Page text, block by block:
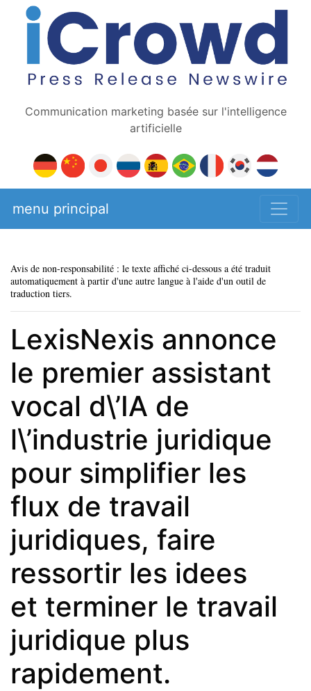
Communication marketing basée sur l'intelligence
artificielle
menu principal
Avis de non-responsabilité : le texte affiché ci-dessous a été traduit
automatiquement à partir d'une autre langue à l'aide d'un outil de
traduction tiers.
LexisNexis annonce
le premier assistant
vocal d\’IA de
l\’industrie juridique
pour simplifier les
flux de travail
juridiques, faire
ressortir les idees
et terminer le travail
juridique plus
rapidement.